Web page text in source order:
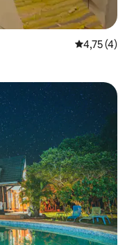
Évaluation
4,75 (4)